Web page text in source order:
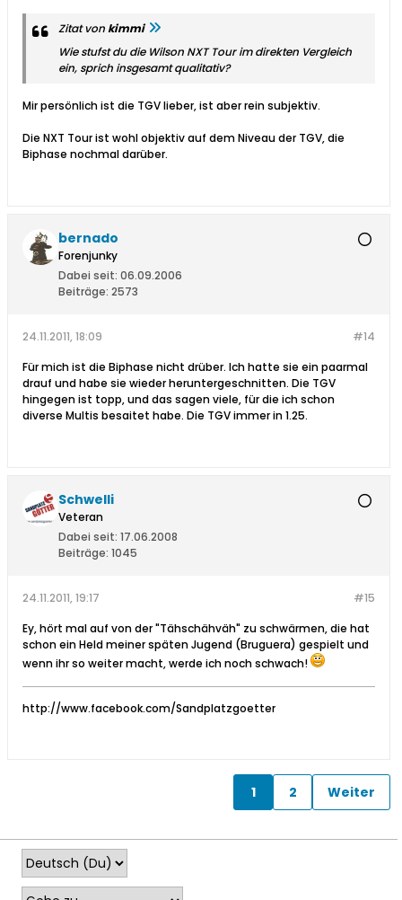
Zitat vonkimmi
Wie stufst du die Wilson NXT Tour im direkten Vergleich
ein, sprich insgesamt qualitativ?
Mir persönlich ist die TGV lieber, ist aber rein subjektiv.
Die NXT Tour ist wohl objektiv auf dem Niveau der TGV, die
Biphase nochmal darüber.
bernado
Forenjunky
Dabei seit: 06.09.2006
Beiträge: 2573
#14
24.11.2011, 18:09
Für mich ist die Biphase nicht drüber. Ich hatte sie ein paarmal
drauf und habe sie wieder heruntergeschnitten. Die TGV
hingegen ist topp, und das sagen viele, für die ich schon
diverse Multis besaitet habe. Die TGV immer in 1.25.
Schwelli
Veteran
Dabei seit: 17.06.2008
Beiträge: 1045
#15
24.11.2011, 19:17
Ey, hört mal auf von der "Tähschähväh" zu schwärmen, die hat
schon ein Held meiner späten Jugend (Bruguera) gespielt und
wenn ihr so weiter macht, werde ich noch schwach!
http://www.facebook.com/Sandplatzgoetter
1 2 Weiter